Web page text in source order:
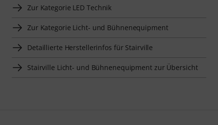
Zur Kategorie LED Technik
Zur Kategorie Licht- und Bühnenequipment
Detaillierte Herstellerinfos für Stairville
Stairville Licht- und Bühnenequipment zur Übersicht